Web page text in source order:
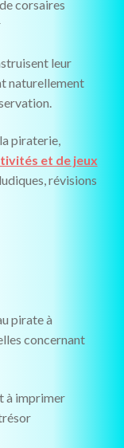
corsaires
leur
naturellement
piraterie,
et de jeux
révisions
pirate à
concernant
à imprimer